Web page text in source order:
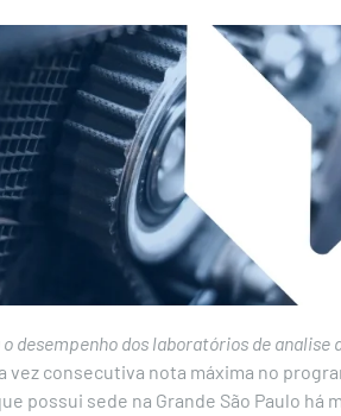
desempenho dos laboratórios de
consecutiva nota máxima no
possui sede na Grande São Paulo